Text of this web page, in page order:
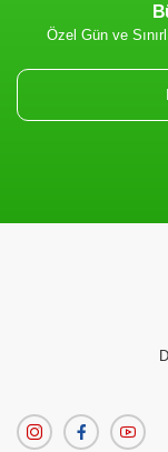
Ürün
Özel Gün ve